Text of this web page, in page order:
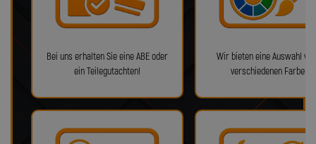
Bei uns erhalten Sie eine ABE oder
ein Teilegutachten!
Wir bieten eine Auswahl
verschiedenen Farben!